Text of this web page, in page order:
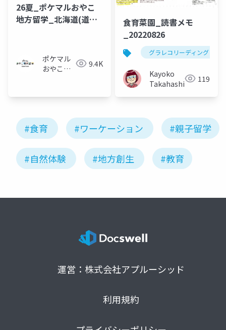
26夏_ポケマルおやこ
地方留学_北海道(道南)
ポケマル
おやこ地
9.4K
食育菜園_読書メモ
_20220826
グラレコリーディング
Kayoko
Takahashi
119
#食育 #ワーケーション #親子留学
#自然体験 #地方創生 #教育
運営：株式会社アプルーシッド
利用規約